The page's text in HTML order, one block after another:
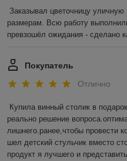
Заказывал цветочницу
размерам. Всю работу
превзошёл ожидания - сделано
Покупатель
Отлично
Купила винный столик в
реально решение
лишнего.ранее,чтобы провести
шел детский стульчик вместо
продукт я лучшего и